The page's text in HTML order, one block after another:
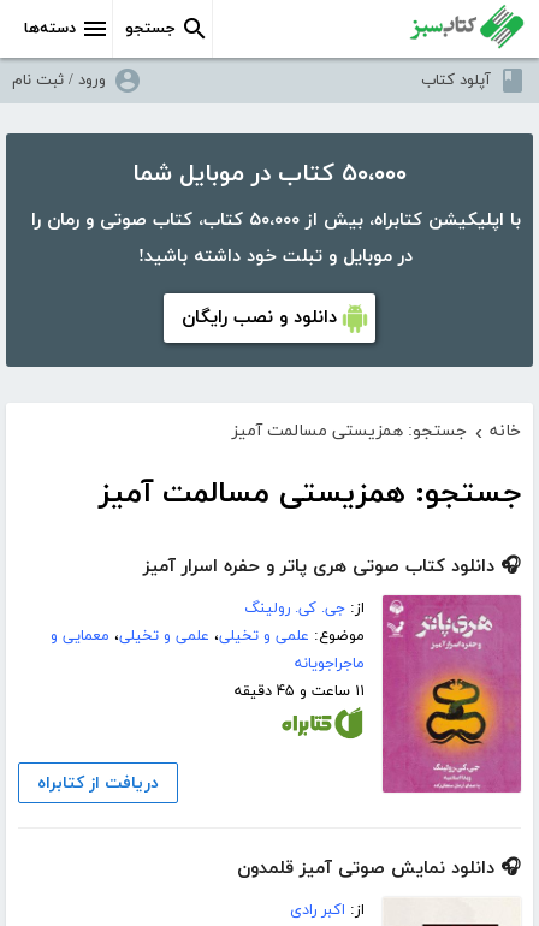
دسته‌ها جستجو
آپلود کتاب ورود / ثبت نام
۵۰،۰۰۰ کتاب در موبایل شما
با اپلیکیشن کتابراه، بیش از ۵۰،۰۰۰ کتاب، کتاب صوتی و رمان را
در موبایل و تبلت خود داشته باشید!
دانلود و نصب رایگان
خانه › جستجو: همزیستی مسالمت آمیز
جستجو: همزیستی مسالمت آمیز
🎧 دانلود کتاب صوتی هری پاتر و حفره اسرار آمیز
از:جی. کی. رولینگ
موضوع: علمی و تخیلی، علمی و تخیلی، معمایی و
ماجراجویانه
۱۱ ساعت و ۴۵ دقیقه
دریافت از کتابراه
🎧 دانلود نمایش صوتی آمیز قلمدون
از: اکبر رادی